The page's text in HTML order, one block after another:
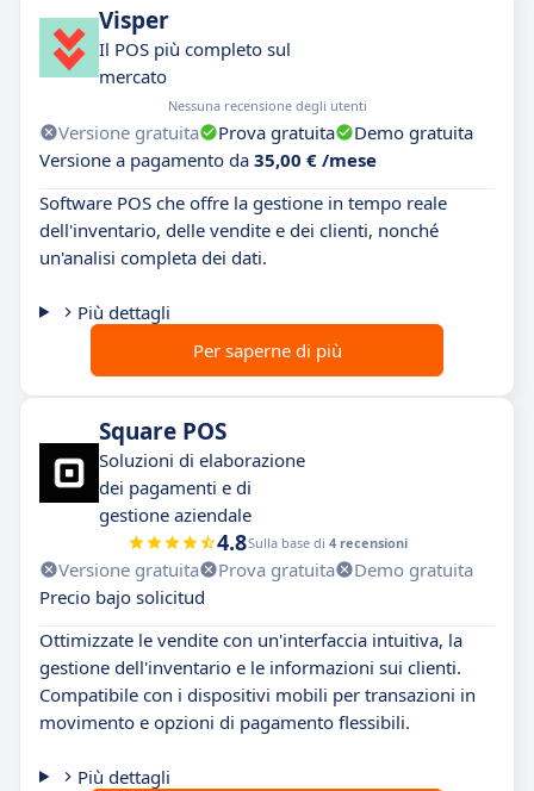
Visper
Il POS più completo sul
mercato
Nessuna recensione degli utenti
Versione gratuita Prova gratuita
Demo gratuita
Versione a pagamento da 35,00 € /mese
Software POS che offre la gestione in tempo reale
dell'inventario, delle vendite e dei clienti, nonché
un'analisi completa dei dati.
Più dettagli
Per saperne di più
Square POS
Soluzioni di elaborazione
dei pagamenti e di
gestione aziendale
4.8Sulla base di 4 recensioni
Versione gratuita Prova gratuita
Demo gratuita
Precio bajo solicitud
Ottimizzate le vendite con un'interfaccia intuitiva, la
gestione dell'inventario e le informazioni sui clienti.
Compatibile con i dispositivi mobili per transazioni in
movimento e opzioni di pagamento flessibili.
Più dettagli